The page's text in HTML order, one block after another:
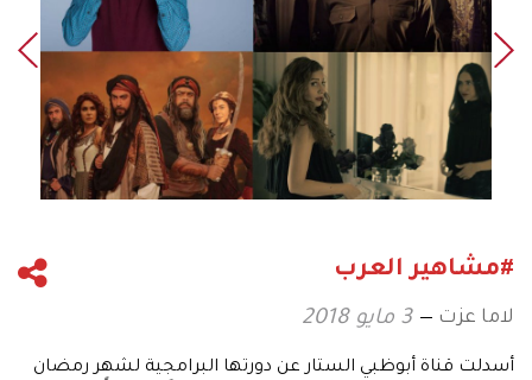
#مشاهير العرب
لاما عزت 3 مايو 2018
أسدلت قناة أبوظبي الستار عن دورتها البرامجية لشهر رمضان